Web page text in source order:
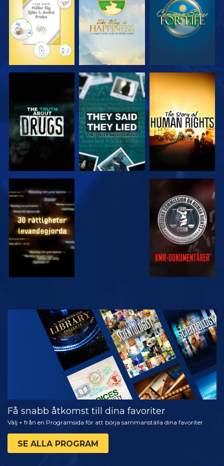
TITTA TITTA
TITTA TITTA
TITTA
UTFORSKA
SERIEN
Få snabb åtkomst till dina favoriter
Välj + från en Programsida för att börja sammanställa dina favoriter
SE ALLA PROGRAM